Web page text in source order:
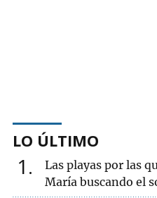
LO ÚLTIMO
1
Las playas por las
María buscando el